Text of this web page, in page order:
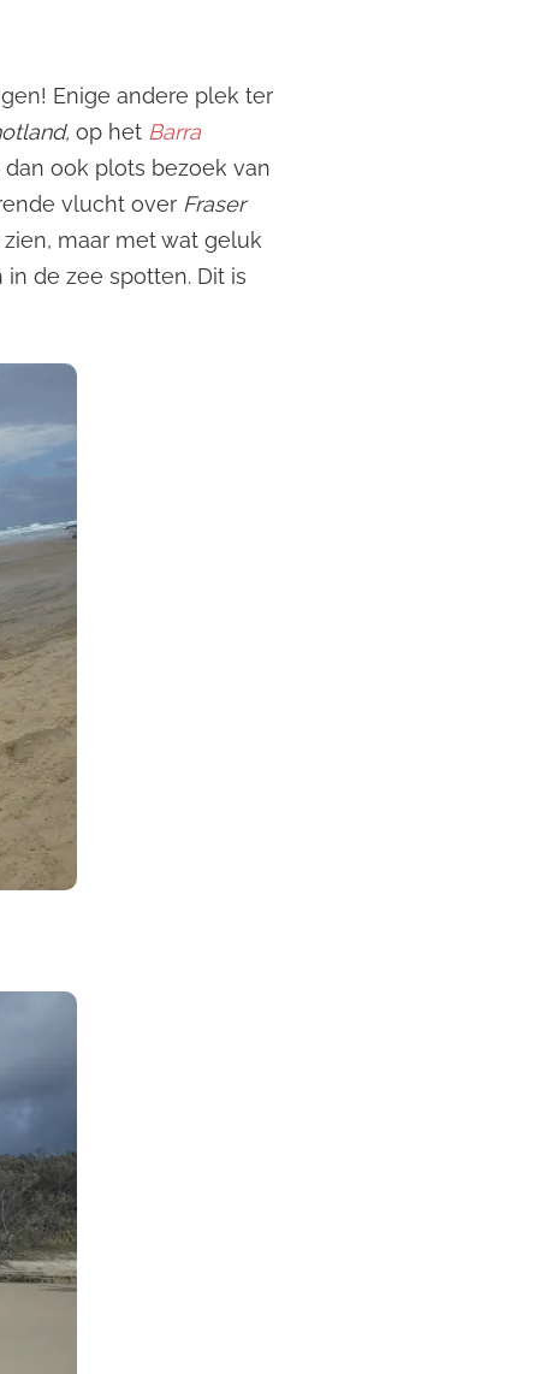
Enige andere plek ter
op het Barra
ook plots bezoek van
vlucht over Fraser
maar met wat geluk
de zee spotten. Dit is